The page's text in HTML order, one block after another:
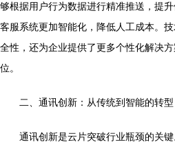
够根据用户行为数据进行精准推送，提
客服系统更加智能化，降低人工成本。
全性，还为企业提供了更多个性化解决
位。
二、通讯创新：从传统到智能的转型
通讯创新是云片突破行业瓶颈的关